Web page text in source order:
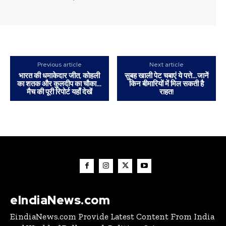
Previous article
भारत की धमाकेदार जीत, कोहली
का शतक और कुलदीप का चौका…
मैच की पूरी रिपोर्ट यहाँ देखें
Next article
सुबह खाली पेट चबाएं ये पत्ते…जानें
किन बीमारियों में मिल सकती है
राहत!
eIndiaNews.com
EindiaNews.com Provide Latest Content From India